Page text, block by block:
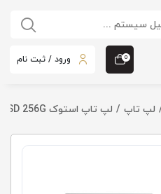
0 ورود / ثبت نام
لپ تاپ لپ تاپ استوک HP Pro X2 612 G2 | i5 7Y57 |8G |SSD 256G